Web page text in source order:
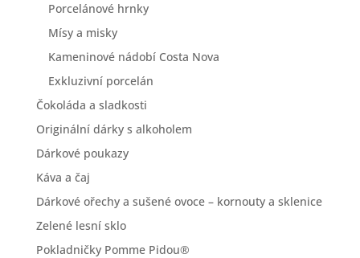
Porcelánové hrnky
Mísy a misky
Kameninové nádobí Costa Nova
Exkluzivní porcelán
Čokoláda a sladkosti
Originální dárky s alkoholem
Dárkové poukazy
Káva a čaj
Dárkové ořechy a sušené ovoce – kornouty a sklenice
Zelené lesní sklo
Pokladničky Pomme Pidou®